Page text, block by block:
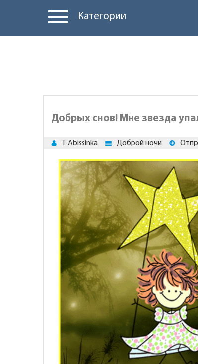
Категории
Добрых снов! Мне звезда
T-Abissinka Доброй ночи